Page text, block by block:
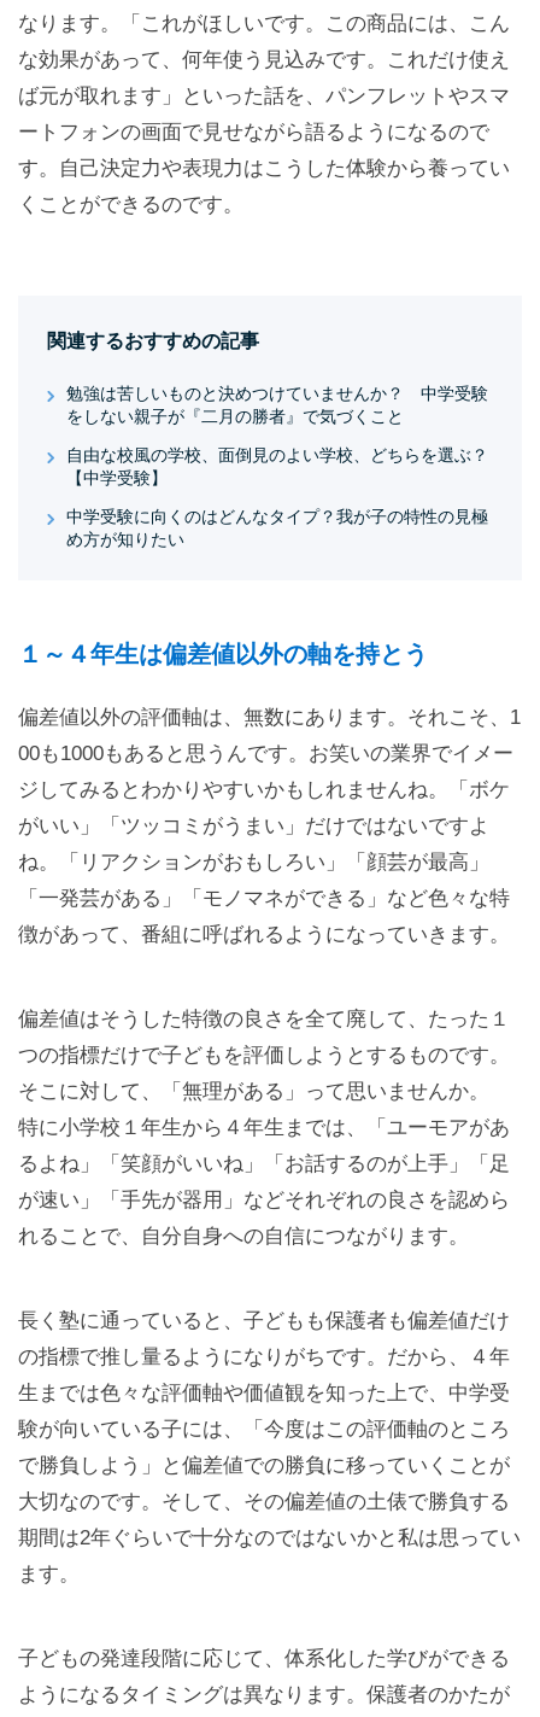
なります。「これがほしいです。この商品には、こん
な効果があって、何年使う見込みです。これだけ使え
ば元が取れます」といった話を、パンフレットやスマ
ートフォンの画面で見せながら語るようになるので
す。自己決定力や表現力はこうした体験から養ってい
くことができるのです。
関連するおすすめの記事
勉強は苦しいものと決めつけていませんか？ 中学受験
をしない親子が『二月の勝者』で気づくこと
自由な校風の学校、面倒見のよい学校、どちらを選ぶ？
【中学受験】
中学受験に向くのはどんなタイプ？我が子の特性の見極
め方が知りたい
１～４年生は偏差値以外の軸を持とう
偏差値以外の評価軸は、無数にあります。それこそ、1
00も1000もあると思うんです。お笑いの業界でイメー
ジしてみるとわかりやすいかもしれませんね。「ボケ
がいい」「ツッコミがうまい」だけではないですよ
ね。「リアクションがおもしろい」「顔芸が最高」
「一発芸がある」「モノマネができる」など色々な特
徴があって、番組に呼ばれるようになっていきます。
偏差値はそうした特徴の良さを全て廃して、たった１
つの指標だけで子どもを評価しようとするものです。
そこに対して、「無理がある」って思いませんか。
特に小学校１年生から４年生までは、「ユーモアがあ
るよね」「笑顔がいいね」「お話するのが上手」「足
が速い」「手先が器用」などそれぞれの良さを認めら
れることで、自分自身への自信につながります。
長く塾に通っていると、子どもも保護者も偏差値だけ
の指標で推し量るようになりがちです。だから、４年
生までは色々な評価軸や価値観を知った上で、中学受
験が向いている子には、「今度はこの評価軸のところ
で勝負しよう」と偏差値での勝負に移っていくことが
大切なのです。そして、その偏差値の土俵で勝負する
期間は2年ぐらいで十分なのではないかと私は思ってい
ます。
子どもの発達段階に応じて、体系化した学びができる
ようになるタイミングは異なります。保護者のかたが